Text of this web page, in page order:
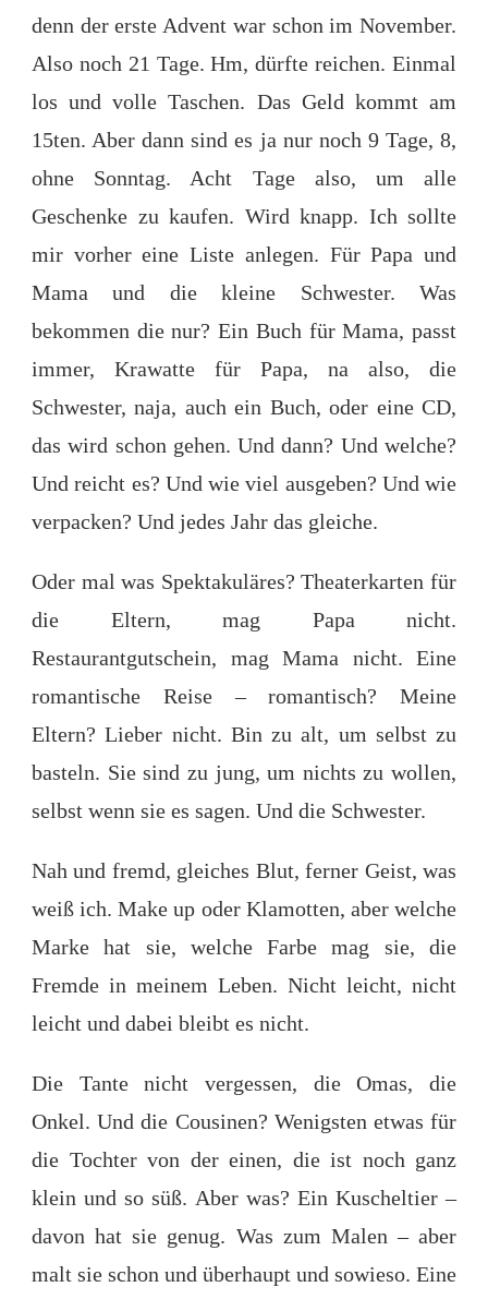
denn der erste Advent war schon im November.
Also noch 21 Tage. Hm, dürfte reichen. Einmal
los und volle Taschen. Das Geld kommt am
15ten. Aber dann sind es ja nur noch 9 Tage, 8,
ohne Sonntag. Acht Tage also, um alle
Geschenke zu kaufen. Wird knapp. Ich sollte
mir vorher eine Liste anlegen. Für Papa und
Mama und die kleine Schwester. Was
bekommen die nur? Ein Buch für Mama, passt
immer, Krawatte für Papa, na also, die
Schwester, naja, auch ein Buch, oder eine CD,
das wird schon gehen. Und dann? Und welche?
Und reicht es? Und wie viel ausgeben? Und wie
verpacken? Und jedes Jahr das gleiche.
Oder mal was Spektakuläres? Theaterkarten für
die Eltern, mag Papa nicht.
Restaurantgutschein, mag Mama nicht. Eine
romantische Reise – romantisch? Meine
Eltern? Lieber nicht. Bin zu alt, um selbst zu
basteln. Sie sind zu jung, um nichts zu wollen,
selbst wenn sie es sagen. Und die Schwester.
Nah und fremd, gleiches Blut, ferner Geist, was
weiß ich. Make up oder Klamotten, aber welche
Marke hat sie, welche Farbe mag sie, die
Fremde in meinem Leben. Nicht leicht, nicht
leicht und dabei bleibt es nicht.
Die Tante nicht vergessen, die Omas, die
Onkel. Und die Cousinen? Wenigsten etwas für
die Tochter von der einen, die ist noch ganz
klein und so süß. Aber was? Ein Kuscheltier –
davon hat sie genug. Was zum Malen – aber
malt sie schon und überhaupt und sowieso. Eine